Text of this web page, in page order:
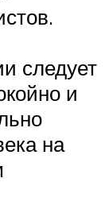
следует
и
на